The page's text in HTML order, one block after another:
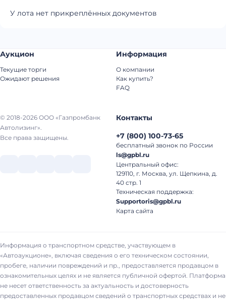
У лота нет прикреплённых документов
© 2018-2026 ООО «Газпромбанк
Автолизинг».
Все права защищены.
Аукцион
Текущие торги
Ожидают решения
Информация
О компании
Как купить?
FAQ
Контакты
+7 (800) 100-73-65
бесплатный звонок по России
ls@gpbl.ru
Центральный офис:
129110, г. Москва, ул. Щепкина, д.
40 стр. 1
Техническая поддержка:
Supportoris@gpbl.ru
Карта сайта
Информация о транспортном средстве, участвующем в
«Автоаукционе», включая сведения о его техническом состоянии,
пробеге, наличии повреждений и пр., предоставляется продавцом в
ознакомительных целях и не является публичной офертой. Платформа
не несет ответственность за актуальность и достоверность
предоставленных продавцом сведений о транспортных средствах и не